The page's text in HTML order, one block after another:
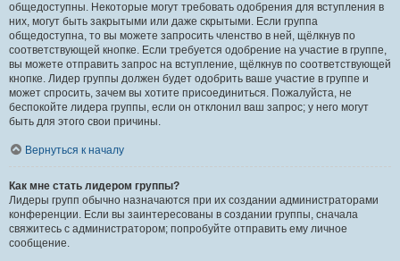
общедоступны. Некоторые могут требовать одобрения для вступления в
них, могут быть закрытыми или даже скрытыми. Если группа
общедоступна, то вы можете запросить членство в ней, щёлкнув по
соответствующей кнопке. Если требуется одобрение на участие в группе,
вы можете отправить запрос на вступление, щёлкнув по соответствующей
кнопке. Лидер группы должен будет одобрить ваше участие в группе и
может спросить, зачем вы хотите присоединиться. Пожалуйста, не
беспокойте лидера группы, если он отклонил ваш запрос; у него могут
быть для этого свои причины.
Вернуться к началу
Как мне стать лидером группы?
Лидеры групп обычно назначаются при их создании администраторами
конференции. Если вы заинтересованы в создании группы, сначала
свяжитесь с администратором; попробуйте отправить ему личное
сообщение.